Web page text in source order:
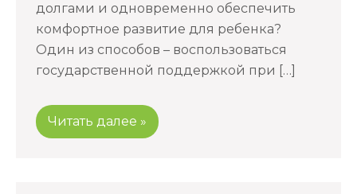
долгами и одновременно обеспечить
комфортное развитие для ребенка?
Один из способов – воспользоваться
государственной поддержкой при […]
Читать далее »